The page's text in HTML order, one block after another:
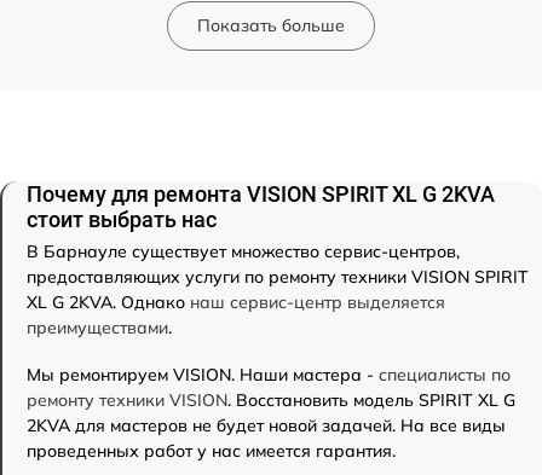
Показать больше
Почему для ремонта VISION SPIRIT XL G 2KVA
стоит выбрать нас
В Барнауле существует множество сервис-центров,
предоставляющих услуги по ремонту техники VISION SPIRIT
XL G 2KVA. Однако наш сервис-центр выделяется
преимуществами.
Мы ремонтируем VISION. Наши мастера - специалисты по
ремонту техники VISION. Восстановить модель SPIRIT XL G
2KVA для мастеров не будет новой задачей. На все виды
проведенных работ у нас имеется гарантия.